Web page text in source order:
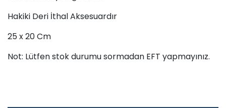
Hakiki Deri İthal Aksesuardır
25 x 20 Cm
Not: Lütfen stok durumu sormadan EFT yapmayınız.